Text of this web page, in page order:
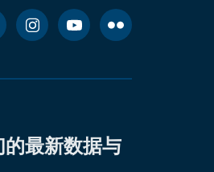
最新数据与